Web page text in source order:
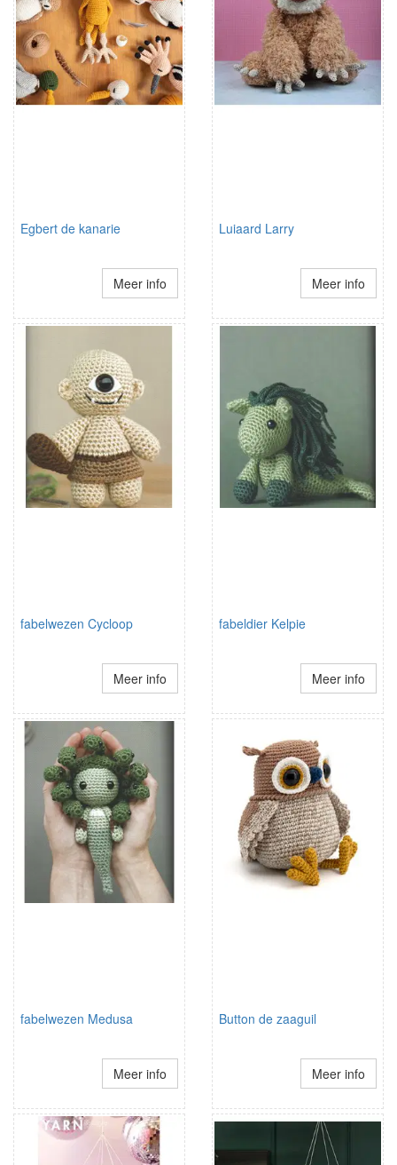
Egbert de kanarie
Meer info
Luiaard Larry
Meer info
fabelwezen Cycloop
Meer info
fabeldier Kelpie
Meer info
fabelwezen Medusa
Meer info
Button de zaaguil
Meer info